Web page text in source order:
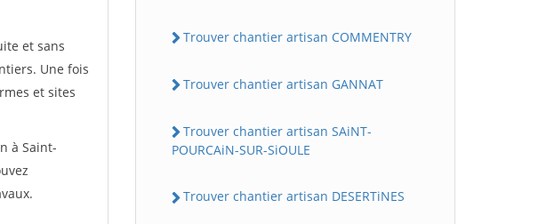
et sans
Une fois
et sites
à Saint-
Trouver chantier artisan COMMENTRY
Trouver chantier artisan GANNAT
Trouver chantier artisan SAiNT-
POURCAiN-SUR-SiOULE
Trouver chantier artisan DESERTiNES